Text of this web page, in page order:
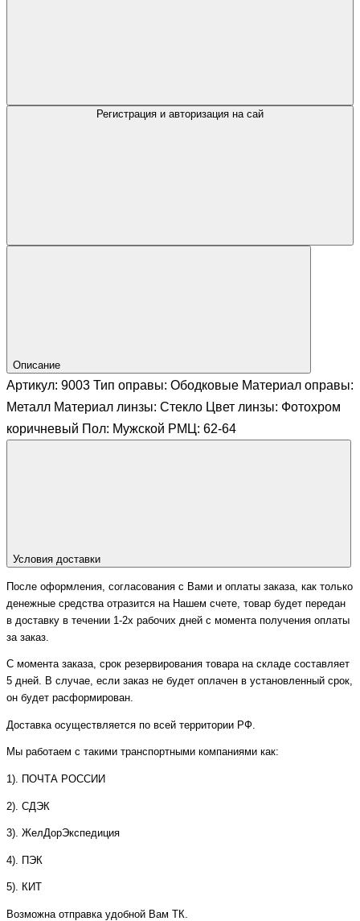
Регистрация и авторизация на сай
Описание
Артикул: 9003 Тип оправы: Ободковые Материал оправы:
Металл Материал линзы: Стекло Цвет линзы: Фотохром
коричневый Пол: Мужской РМЦ: 62-64
Условия доставки
После оформления, согласования с Вами и оплаты заказа, как только
денежные средства отразится на Нашем счете, товар будет передан
в доставку в течении 1-2х рабочих дней с момента получения оплаты
за заказ.
С момента заказа, срок резервирования товара на складе составляет
5 дней. В случае, если заказ не будет оплачен в установленный срок,
он будет расформирован.
Доставка осуществляется по всей территории РФ.
Мы работаем с такими транспортными компаниями как:
1). ПОЧТА РОССИИ
2). СДЭК
3). ЖелДорЭкспедиция
4). ПЭК
5). КИТ
Возможна отправка удобной Вам ТК.